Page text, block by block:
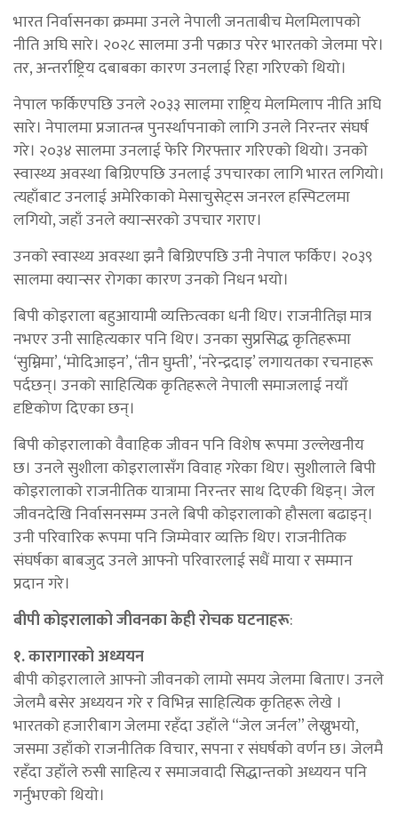
भारत निर्वासनका क्रममा उनले नेपाली जनताबीच मेलमिलापको
नीति अघि सारे। २०२८ सालमा उनी पक्राउ परेर भारतको जेलमा परे।
तर, अन्तर्राष्ट्रिय दबाबका कारण उनलाई रिहा गरिएको थियो।
नेपाल फर्किएपछि उनले २०३३ सालमा राष्ट्रिय मेलमिलाप नीति अघि
सारे। नेपालमा प्रजातन्त्र पुनर्स्थापनाको लागि उनले निरन्तर संघर्ष
गरे। २०३४ सालमा उनलाई फेरि गिरफ्तार गरिएको थियो। उनको
स्वास्थ्य अवस्था बिग्रिएपछि उनलाई उपचारका लागि भारत लगियो।
त्यहाँबाट उनलाई अमेरिकाको मेसाचुसेट्स जनरल हस्पिटलमा
लगियो, जहाँ उनले क्यान्सरको उपचार गराए।
उनको स्वास्थ्य अवस्था झनै बिग्रिएपछि उनी नेपाल फर्किए। २०३९
सालमा क्यान्सर रोगका कारण उनको निधन भयो।
बिपी कोइराला बहुआयामी व्यक्तित्वका धनी थिए। राजनीतिज्ञ मात्र
नभएर उनी साहित्यकार पनि थिए। उनका सुप्रसिद्ध कृतिहरूमा
‘सुम्निमा’, ‘मोदिआइन’, ‘तीन घुम्ती’, ‘नरेन्द्रदाइ’ लगायतका रचनाहरू
पर्दछन्। उनको साहित्यिक कृतिहरूले नेपाली समाजलाई नयाँ
दृष्टिकोण दिएका छन्।
बिपी कोइरालाको वैवाहिक जीवन पनि विशेष रूपमा उल्लेखनीय
छ। उनले सुशीला कोइरालासँग विवाह गरेका थिए। सुशीलाले बिपी
कोइरालाको राजनीतिक यात्रामा निरन्तर साथ दिएकी थिइन्। जेल
जीवनदेखि निर्वासनसम्म उनले बिपी कोइरालाको हौसला बढाइन्।
उनी परिवारिक रूपमा पनि जिम्मेवार व्यक्ति थिए। राजनीतिक
संघर्षका बाबजुद उनले आफ्नो परिवारलाई सधैं माया र सम्मान
प्रदान गरे।
बीपी कोइरालाको जीवनका केही रोचक घटनाहरू:
१. कारागारको अध्ययन
बीपी कोइरालाले आफ्नो जीवनको लामो समय जेलमा बिताए। उनले
जेलमै बसेर अध्ययन गरे र विभिन्न साहित्यिक कृतिहरू लेखे ।
भारतको हजारीबाग जेलमा रहँदा उहाँले “जेल जर्नल” लेख्नुभयो,
जसमा उहाँको राजनीतिक विचार, सपना र संघर्षको वर्णन छ। जेलमै
रहँदा उहाँले रुसी साहित्य र समाजवादी सिद्धान्तको अध्ययन पनि
गर्नुभएको थियो।